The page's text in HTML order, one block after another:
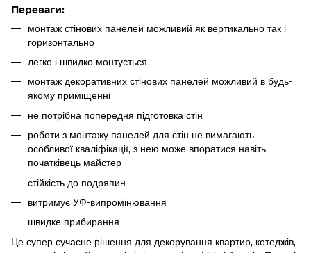
Переваги:
монтаж стінових панелей можливий як вертикально так і
горизонтально
легко і швидко монтується
монтаж декоративних стінових панелей можливий в будь-
якому приміщенні
не потрібна попередня підготовка стін
роботи з монтажу панелей для стін не вимагають
особливої ​​кваліфікації, з нею може впоратися навіть
початківець майстер
стійкість до подряпин
витримує УФ-випромінювання
швидке прибирання
Це супер сучасне рішення для декорування квартир, котеджів,